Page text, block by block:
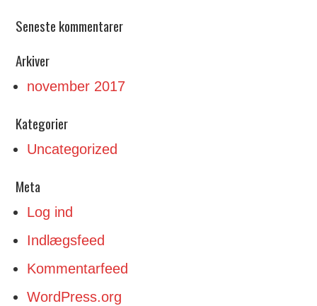
Seneste kommentarer
Arkiver
november 2017
Kategorier
Uncategorized
Meta
Log ind
Indlægsfeed
Kommentarfeed
WordPress.org